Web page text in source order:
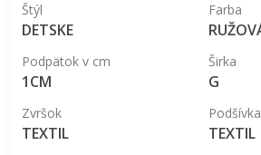
Štýl
DETSKE
Farba
Podpätok v cm
1CM
Širka
G
Zvršok
TEXTIL
Podšívka
TEXTIL